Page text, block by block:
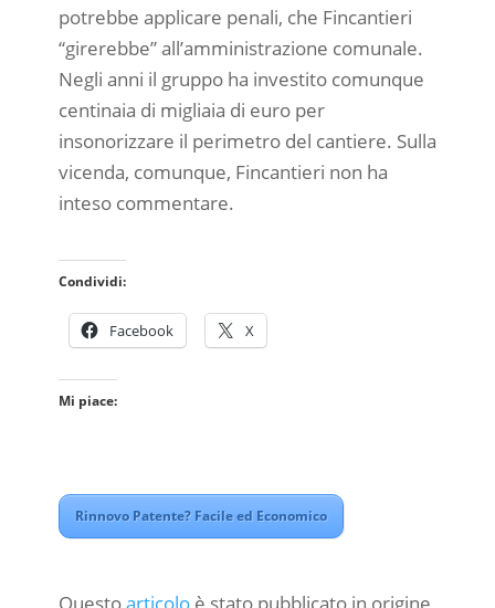
potrebbe applicare penali, che Fincantieri
“girerebbe” all’amministrazione comunale.
Negli anni il gruppo ha investito comunque
centinaia di migliaia di euro per
insonorizzare il perimetro del cantiere. Sulla
vicenda, comunque, Fincantieri non ha
inteso commentare.
Condividi:
Facebook X
Mi piace:
Rinnovo Patente? Facile ed Economico